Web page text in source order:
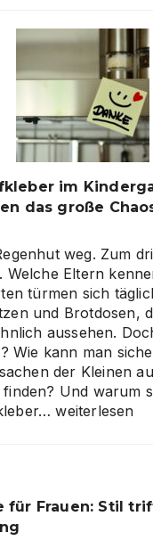
wann
ist
eine
die
im
das große
weg. Zum
Welche Eltern
türmen sich
und Brotdosen,
aussehen.
Wie kann man
der Kleinen
Und warum
gegen
weiterlesen
für Frauen: Stil